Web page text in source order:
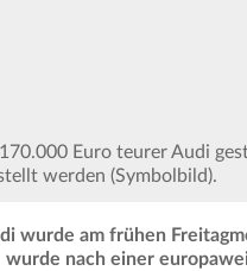
Euro teurer Audi
werden (Symbolbild).
wurde am frühen
nach einer